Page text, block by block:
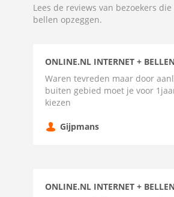
Lees de reviews van bezoekers
bellen opzeggen.
ONLINE.NL INTERNET + BELLEN
Waren tevreden maar door
buiten gebied moet je voor
kiezen
Gijpmans
ONLINE.NL INTERNET + BELLEN